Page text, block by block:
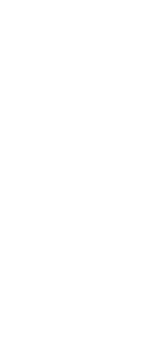
un mundo propio lleno de historias,
crónica etnográfica, Zoila Mendoza
ofrecen al Taytacha Qoyllur Rit’i. En
una riqueza de danzas y múltiples
y de recordar. Movimiento, vista
el tiempo.
cusqueña desvela para nosotros el
que narra cómo las
Un libro que profundiza en las
la peripecia vital de las
una cosmovisión que nos